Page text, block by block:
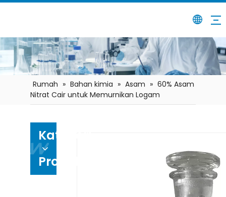
Rumah » Bahan kimia » Asam » 60% Asam
Nitrat Cair untuk Memurnikan Logam
Kategori
Produk